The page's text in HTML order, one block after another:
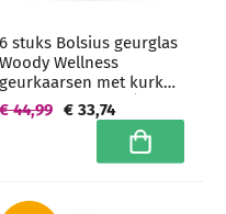
6 stuks Bolsius geurglas
Woody Wellness
geurkaarsen met kurk
deksel 66/83 mm (21
uur) - grootverpakking
€ 33,74
€ 44,99
In